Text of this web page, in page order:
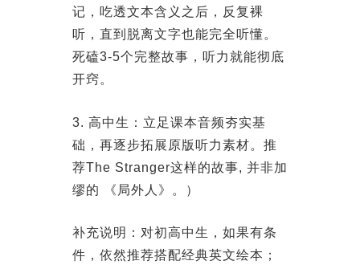
记，吃透文本含义之后，反复裸
听，直到脱离文字也能完全听懂。
死磕3-5个完整故事，听力就能彻底
开窍。
3. 高中生：立足课本音频夯实基
础，再逐步拓展原版听力素材。推
荐The Stranger这样的故事, 并非加
缪的 《局外人》。）
补充说明：对初高中生，如果有条
件，依然推荐搭配经典英文绘本；